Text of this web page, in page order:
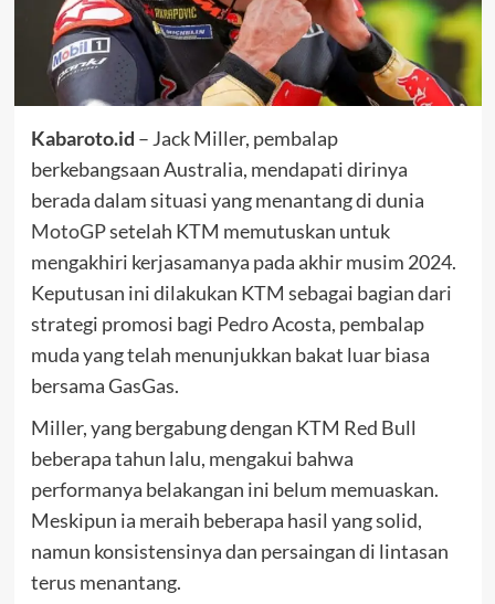
Kabaroto.id – Jack Miller, pembalap
berkebangsaan Australia, mendapati dirinya
berada dalam situasi yang menantang di dunia
MotoGPsetelah KTM memutuskan untuk
mengakhiri kerjasamanya pada akhir musim 2024.
Keputusan ini dilakukan KTM sebagai bagian dari
strategi promosi bagi Pedro Acosta, pembalap
muda yang telah menunjukkan bakat luar biasa
bersama GasGas.
Miller, yang bergabung dengan KTM Red Bull
beberapa tahun lalu, mengakui bahwa
performanya belakangan ini belum memuaskan.
Meskipun ia meraih beberapa hasil yang solid,
namun konsistensinya dan persaingan di lintasan
terus menantang.